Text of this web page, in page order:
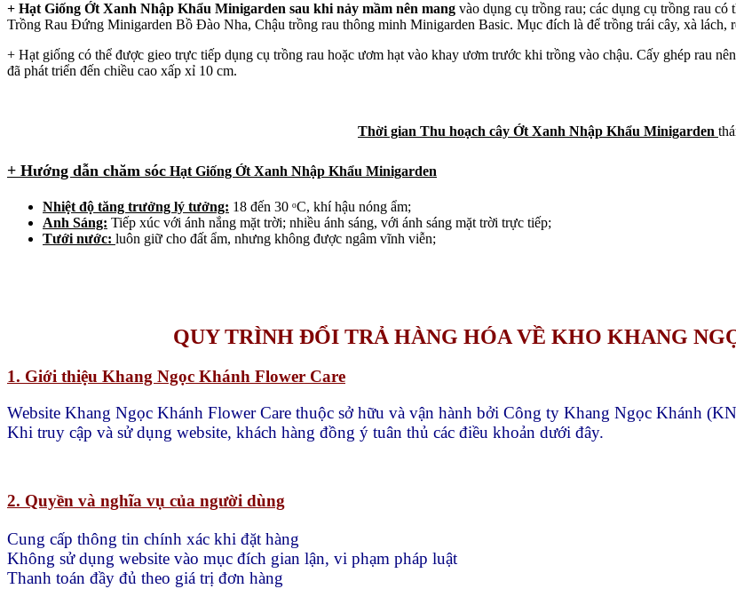
+ Hạt Giống Ớt Xanh Nhập Khẩu Minigarden sau khi nảy mầm nên mang vào dụng cụ trồng rau; các dụng cụ trồng rau
Trồng Rau Đứng Minigarden Bồ Đào Nha, Chậu trồng rau thông minh Minigarden Basic. Mục đích là để trồng trái cây, xà lách,
+ Hạt giống có thể được gieo trực tiếp dụng cụ trồng rau hoặc ươm hạt vào khay ươm trước khi trồng vào chậu. Cấy ghép rau
đã phát triển đến chiều cao xấp xỉ 10 cm.
Thời gian Thu hoạch cây Ớt Xanh Nhập Khẩu Minigarden
+ Hướng dẫn chăm sóc Hạt Giống Ớt Xanh Nhập Khẩu Minigarden
Nhiệt độ tăng trưởng lý tưởng: 18 đến 30 ᵒC, khí hậu nóng ẩm;
Anh Sáng: Tiếp xúc với ánh nắng mặt trời; nhiều ánh sáng, với ánh sáng mặt trời trực tiếp;
Tưới nước: luôn giữ cho đất ẩm, nhưng không được ngâm vĩnh viễn;
QUY TRÌNH ĐỔI TRẢ HÀNG HÓA VỀ KHO KHANG
1. Giới thiệu Khang Ngọc Khánh Flower Care
Website Khang Ngọc Khánh Flower Care thuộc sở hữu và vận hành bởi Công ty Khang Ngọc Khánh
Khi truy cập và sử dụng website, khách hàng đồng ý tuân thủ các điều khoản dưới đây.
2. Quyền và nghĩa vụ của người dùng
Cung cấp thông tin chính xác khi đặt hàng
Không sử dụng website vào mục đích gian lận, vi phạm pháp luật
Thanh toán đầy đủ theo giá trị đơn hàng